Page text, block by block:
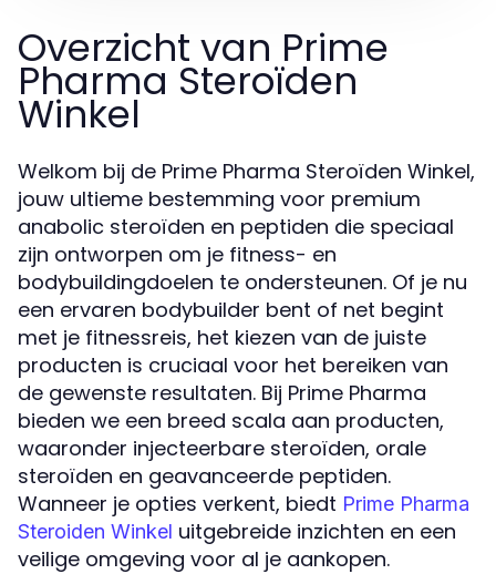
Overzicht van Prime
Pharma Steroïden
Winkel
Welkom bij de Prime Pharma Steroïden Winkel,
jouw ultieme bestemming voor premium
anabolic steroïden en peptiden die speciaal
zijn ontworpen om je fitness- en
bodybuildingdoelen te ondersteunen. Of je nu
een ervaren bodybuilder bent of net begint
met je fitnessreis, het kiezen van de juiste
producten is cruciaal voor het bereiken van
de gewenste resultaten. Bij Prime Pharma
bieden we een breed scala aan producten,
waaronder injecteerbare steroïden, orale
steroïden en geavanceerde peptiden.
Wanneer je opties verkent, biedt Prime Pharma
Steroiden Winkel uitgebreide inzichten en een
veilige omgeving voor al je aankopen.